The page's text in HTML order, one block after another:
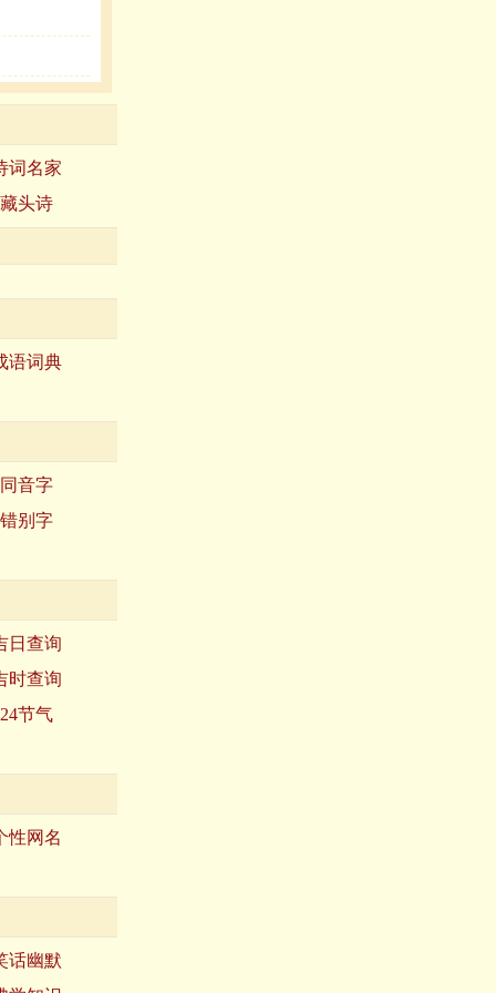
词名家
藏头诗
语词典
同音字
错别字
日查询
时查询
24节气
性网名
话幽默